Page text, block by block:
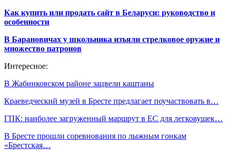
Как купить или продать сайт в Беларуси: руководство и
особенности
В Барановичах у школьника изъяли стрелковое оружие и
множество патронов
Интересное:
В Жабинковском районе зацвели каштаны
Краеведческий музей в Бресте предлагает поучаствовать в…
ГПК: наиболее загруженный маршрут в ЕС для легковушек…
В Бресте прошли соревнования по лыжным гонкам
«Брестская…